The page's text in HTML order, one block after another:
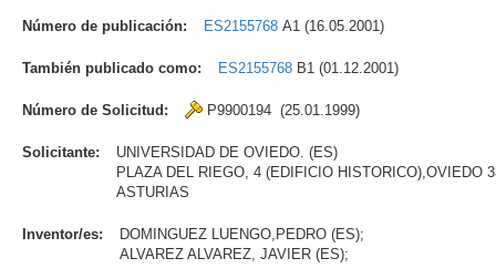
Número de publicación: ES2155768 A1 (16.05.2001)
También publicado como: ES2155768 B1 (01.12.2001)
Número de Solicitud: P9900194 (25.01.1999)
Solicitante:
UNIVERSIDAD DE OVIEDO. (ES)
PLAZA DEL RIEGO, 4 (EDIFICIO HISTORICO),OVIEDO
ASTURIAS
Inventor/es:
DOMINGUEZ LUENGO,PEDRO (ES);
ALVAREZ ALVAREZ, JAVIER (ES);